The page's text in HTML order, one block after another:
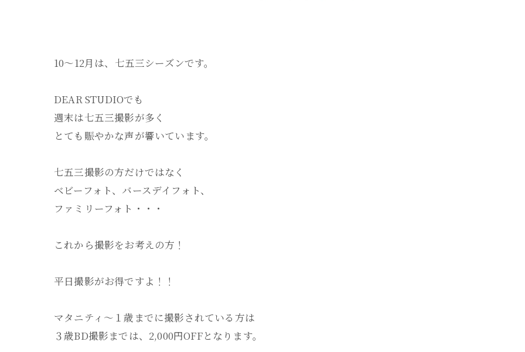
10～12月は、七五三シーズンです。
DEAR STUDIOでも
週末は七五三撮影が多く
とても賑やかな声が響いています。
七五三撮影の方だけではなく
ベビーフォト、バースデイフォト、
ファミリーフォト・・・
これから撮影をお考えの方！
平日撮影がお得ですよ！！
マタニティ～１歳までに撮影されている方は
３歳BD撮影までは、2,000円OFFとなります。